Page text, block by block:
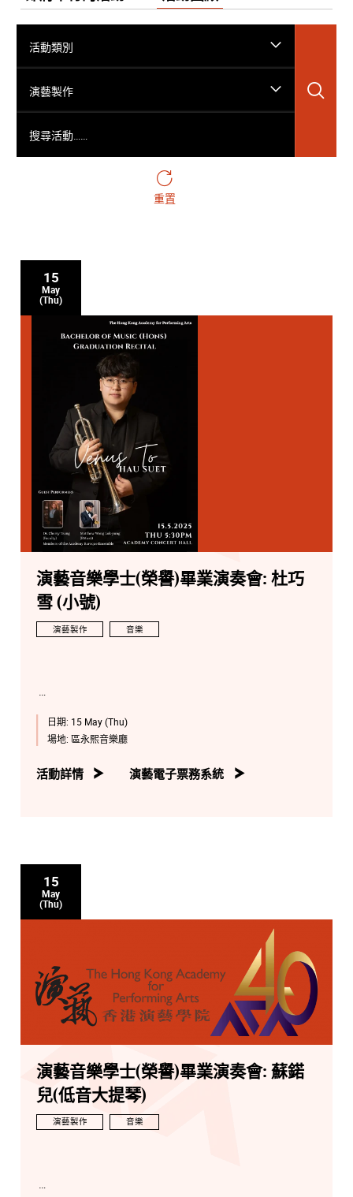
*演藝免費節目，電子門票可於演出前3小時在「演藝電
子票務系統」登記，先到先得。
4月22日 星期三 19:30
學院之聲 —— 大提琴獨奏專場
活動類別
演藝製作
重置
15
May
(Thu)
演藝音樂學士(榮譽)畢業演奏會: 杜巧
雪 (小號)
演藝製作 音樂
日期: 15 May (Thu)
場地: 區永熙音樂廳
活動詳情 演藝電子票務系統
15
May
(Thu)
演藝音樂學士(榮譽)畢業演奏會: 蘇鍩
兒(低音大提琴)
演藝製作 音樂